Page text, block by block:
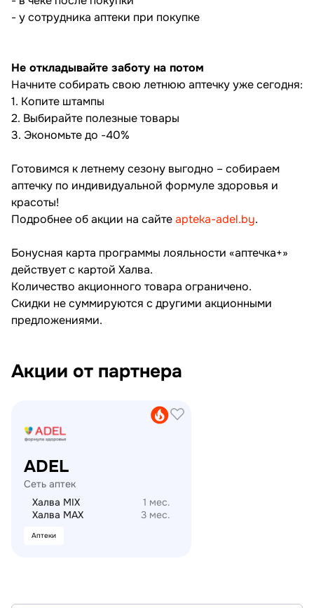
- у сотрудника аптеки при покупке
Не откладывайте заботу на потом
Начните собирать свою летнюю аптечку уже сегодня:
1. Копите штампы
2. Выбирайте полезные товары
3. Экономьте до -40%
Готовимся к летнему сезону выгодно – собираем
аптечку по индивидуальной формуле здоровья и
красоты!
Подробнее об акции на сайтеapteka-adel.by.
Бонусная карта программы лояльности «аптечка+»
действует с картой Халва.
Количество акционного товара ограничено.
Скидки не суммируются с другими акционными
предложениями.
Акции от партнера
ADEL
Сеть аптек
Халва MIX
1 мес.
Халва MAX
3 мес.
Аптеки